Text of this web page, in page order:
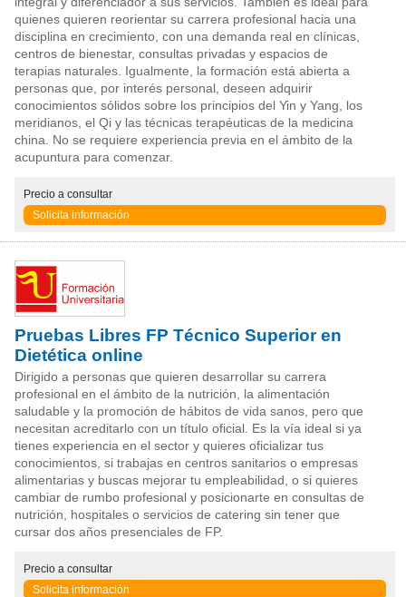
quienes quieren reorientar su carrera profesional hacia una
disciplina en crecimiento, con una demanda real en clínicas,
centros de bienestar, consultas privadas y espacios de
terapias naturales. Igualmente, la formación está abierta a
personas que, por interés personal, deseen adquirir
conocimientos sólidos sobre los principios del Yin y Yang, los
meridianos, el Qi y las técnicas terapéuticas de la medicina
china. No se requiere experiencia previa en el ámbito de la
acupuntura para comenzar.
Precio a consultar
Solicita información
Pruebas Libres FP Técnico Superior en
Dietética online
Dirigido a personas que quieren desarrollar su carrera
profesional en el ámbito de la nutrición, la alimentación
saludable y la promoción de hábitos de vida sanos, pero que
necesitan acreditarlo con un título oficial. Es la vía ideal si ya
tienes experiencia en el sector y quieres oficializar tus
conocimientos, si trabajas en centros sanitarios o empresas
alimentarias y buscas mejorar tu empleabilidad, o si quieres
cambiar de rumbo profesional y posicionarte en consultas de
nutrición, hospitales o servicios de catering sin tener que
cursar dos años presenciales de FP.
Precio a consultar
Solicita información